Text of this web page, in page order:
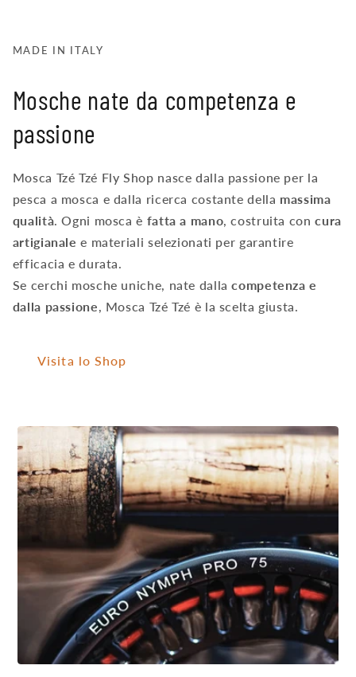
MADE IN ITALY
Mosche nate da competenza e
passione
Mosca Tzé Tzé Fly Shop nasce dalla passione per la
pesca a mosca e dalla ricerca costante della massima
qualità. Ogni mosca è fatta a mano, costruita concura
artigianale e materiali selezionati per garantire
efficacia e durata.
Se cerchi mosche uniche, nate dallacompetenza e
dalla passione, Mosca Tzé Tzé è la scelta giusta.
Visita lo Shop